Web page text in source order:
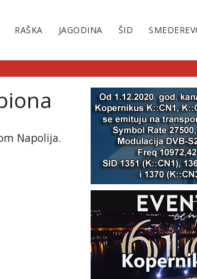
RAŠKA JAGODINA ŠID
Napolija.